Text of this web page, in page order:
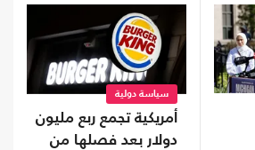
سياسة دولية
أمريكية تجمع ربع مليون
دولار بعد فصلها من